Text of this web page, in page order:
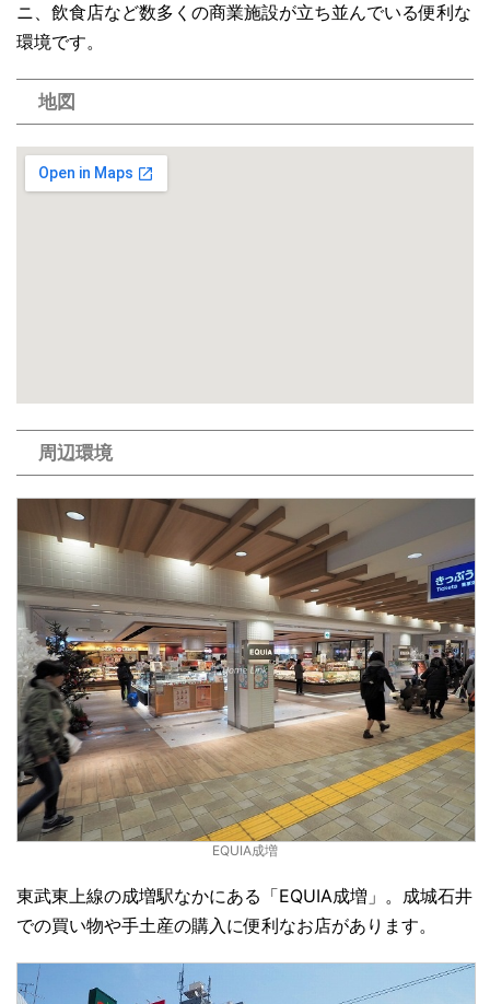
ニ、飲食店など数多くの商業施設が立ち並んでいる便利な
環境です。
地図
周辺環境
EQUIA成増
東武東上線の成増駅なかにある「EQUIA成増」。成城石井
での買い物や手土産の購入に便利なお店があります。